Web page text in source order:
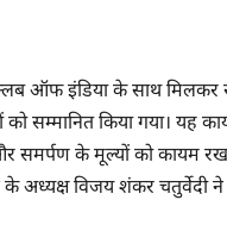
ऑफ इंडिया के साथ मिलकर
को सम्मानित किया गया। यह
समर्पण के मूल्यों को कायम
अध्यक्ष विजय शंकर चतुर्वेदी ने